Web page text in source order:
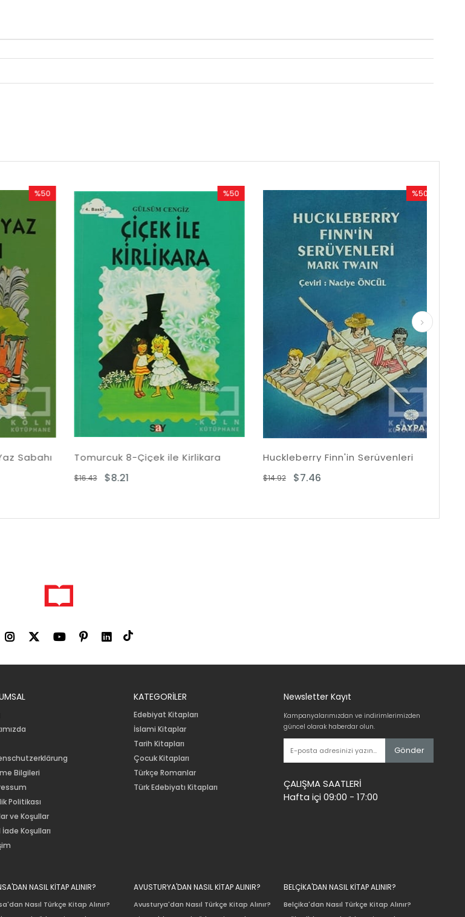
Tomurcuk 8-Çiçek ile Kirlikara
%50
İndirim
%50İndirim
Huckleberry Finn'in Serüvenleri
%50
%50İndirim
Rüzgar
Bilgileri
Politikası
ve Koşullar
Koşulları
KATEGORİLER
Edebiyat Kitapları
İslami Kitaplar
Tarih Kitapları
Çocuk Kitapları
Türkçe Romanlar
Türk Edebiyatı Kitapları
Newsletter Kayıt
Kampanyalarımızdan ve indirimlerimizden
güncel olarak haberdar olun.
Gönder
ÇALIŞMA SAATLERİ
Hafta içi 09:00 - 17:00
NASIL KİTAP ALINIR?
Nasıl Türkçe Kitap Alınır?
AVUSTURYA'DAN NASIL KİTAP ALINIR?
Avusturya'dan Nasıl Türkçe Kitap Alınır?
BELÇİKA'DAN NASIL KİTAP ALINIR?
Belçika'dan Nasıl Türkçe Kitap Alınır?